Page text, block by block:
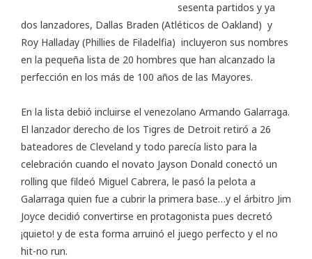
sesenta partidos y ya
dos lanzadores, Dallas Braden (Atléticos de Oakland) y
Roy Halladay (Phillies de Filadelfia) incluyeron sus nombres
en la pequeña lista de 20 hombres que han alcanzado la
perfección en los más de 100 años de las Mayores.
En la lista debió incluirse el venezolano Armando Galarraga.
El lanzador derecho de los Tigres de Detroit retiró a 26
bateadores de Cleveland y todo parecía listo para la
celebración cuando el novato Jayson Donald conectó un
rolling que fildeó Miguel Cabrera, le pasó la pelota a
Galarraga quien fue a cubrir la primera base…y el árbitro Jim
Joyce decidió convertirse en protagonista pues decretó
¡quieto! y de esta forma arruinó el juego perfecto y el no
hit-no run.